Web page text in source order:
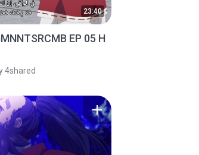
23:40
EP 05 H
4shared